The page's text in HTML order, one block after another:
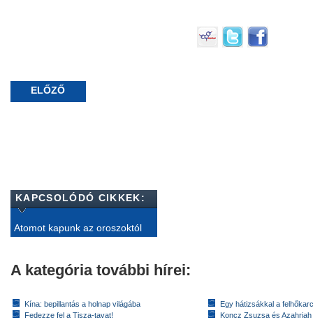
ELŐZŐ
KAPCSOLÓDÓ CIKKEK:
Atomot kapunk az oroszoktól
A kategória további hírei:
Kína: bepillantás a holnap világába
Fedezze fel a Tisza-tavat!
Egy hátizsákkal a
Koncz Zsuzsa és